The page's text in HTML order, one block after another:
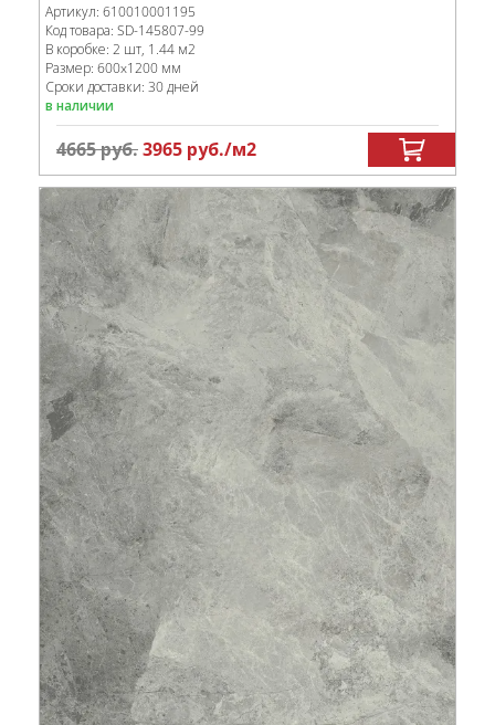
Артикул: 610010001195
Код товара: SD-145807-99
В коробке: 2 шт, 1.44 м2
Размер: 600x1200 мм
Сроки доставки: 30 дней
в наличии
4665руб.3965 руб./м2